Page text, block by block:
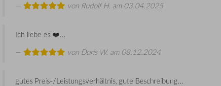
von Rudolf H. am 03.04.2025
Ich liebe es ❤️...
von Doris W. am 08.12.2024
gutes Preis-/Leistungsverhältnis, gute Beschreibung...